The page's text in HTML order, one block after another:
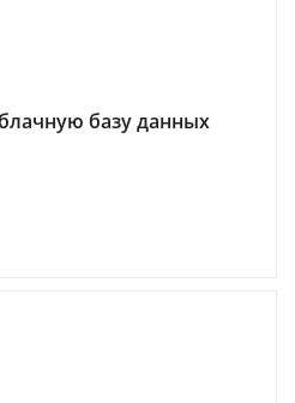
базу данных